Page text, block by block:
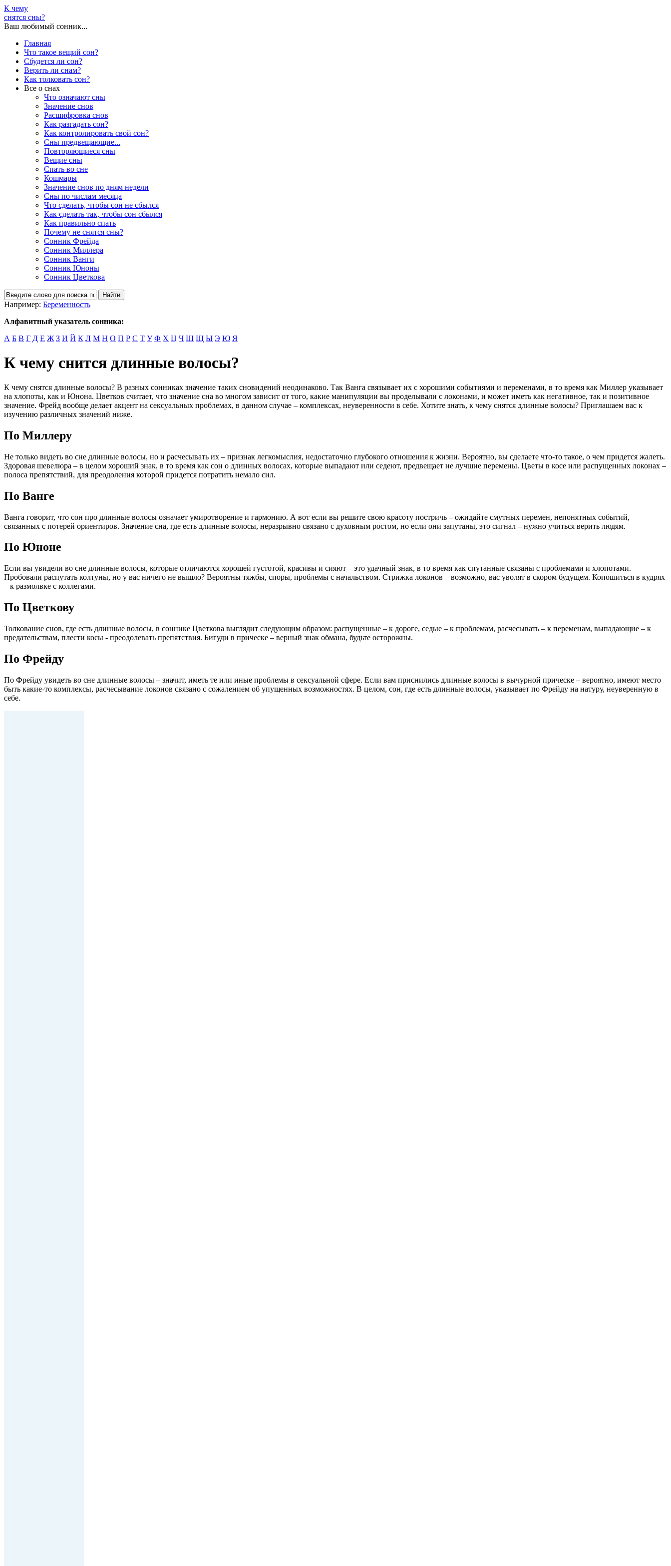
К чему
снятся сны?
Ваш любимый сонник...
Главная
Что такое вещий сон?
Сбудется ли сон?
Верить ли снам?
Как толковать сон?
Все о снах
Что означают сны
Значение снов
Расшифровка снов
Как разгадать сон?
Как контролировать свой сон?
Сны предвещающие...
Повторяющиеся сны
Вещие сны
Спать во сне
Кошмары
Значение снов по дням недели
Сны по числам месяца
Что сделать, чтобы сон не сбылся
Как сделать так, чтобы сон сбылся
Как правильно спать
Почему не снятся сны?
Сонник Фрейда
Сонник Миллера
Сонник Ванги
Сонник Юноны
Сонник Цветкова
Например: Беременность
Алфавитный указатель сонника:
А Б В Г Д Е Ж З И Й К Л М Н О П Р С Т У Ф Х Ц Ч Ш Щ Ы Э Ю Я
К чему снится длинные волосы?
К чему снятся длинные волосы? В разных сонниках значение таких сновидений неодинаково. Так Ванга связывает их с хорошими событиями и переменами, в то время как Миллер указывает
на хлопоты, как и Юнона. Цветков считает, что значение сна во многом зависит от того, какие манипуляции вы проделывали с локонами, и может иметь как негативное, так и позитивное
значение. Фрейд вообще делает акцент на сексуальных проблемах, в данном случае – комплексах, неуверенности в себе. Хотите знать, к чему снятся длинные волосы? Приглашаем вас к
изучению различных значений ниже.
По Миллеру
Не только видеть во сне длинные волосы, но и расчесывать их – признак легкомыслия, недостаточно глубокого отношения к жизни. Вероятно, вы сделаете что-то такое, о чем придется жалеть.
Здоровая шевелюра – в целом хороший знак, в то время как сон о длинных волосах, которые выпадают или седеют, предвещает не лучшие перемены. Цветы в косе или распущенных локонах –
полоса препятствий, для преодоления которой придется потратить немало сил.
По Ванге
Ванга говорит, что сон про длинные волосы означает умиротворение и гармонию. А вот если вы решите свою красоту постричь – ожидайте смутных перемен, непонятных событий,
связанных с потерей ориентиров. Значение сна, где есть длинные волосы, неразрывно связано с духовным ростом, но если они запутаны, это сигнал – нужно учиться верить людям.
По Юноне
Если вы увидели во сне длинные волосы, которые отличаются хорошей густотой, красивы и сияют – это удачный знак, в то время как спутанные связаны с проблемами и хлопотами.
Пробовали распутать колтуны, но у вас ничего не вышло? Вероятны тяжбы, споры, проблемы с начальством. Стрижка локонов – возможно, вас уволят в скором будущем. Копошиться в кудрях
– к размолвке с коллегами.
По Цветкову
Толкование снов, где есть длинные волосы, в соннике Цветкова выглядит следующим образом: распущенные – к дороге, седые – к проблемам, расчесывать – к переменам, выпадающие – к
предательствам, плести косы - преодолевать препятствия. Бигуди в прическе – верный знак обмана, будьте осторожны.
По Фрейду
По Фрейду увидеть во сне длинные волосы – значит, иметь те или иные проблемы в сексуальной сфере. Если вам приснились длинные волосы в вычурной прическе – вероятно, имеют место
быть какие-то комплексы, расчесывание локонов связано с сожалением об упущенных возможностях. В целом, сон, где есть длинные волосы, указывает по Фрейду на натуру, неуверенную в
себе.